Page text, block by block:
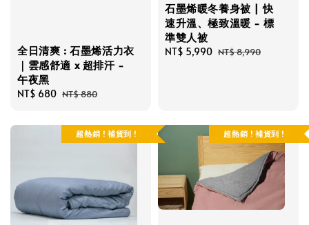
全日清爽 : 石墨烯活力衣
｜雲感舒適 x 超排汗 -
午夜黑
Sale
NT$ 680 Regular
NT$ 880
石墨烯暖冬養身被 | 快
速升溫、極致溫暖 - 標
準雙人被
Sale
NT$ 5,990 Regular
NT$ 8,990
超熱銷 ! 補貨到 ! 超熱銷 ! 補貨到 !